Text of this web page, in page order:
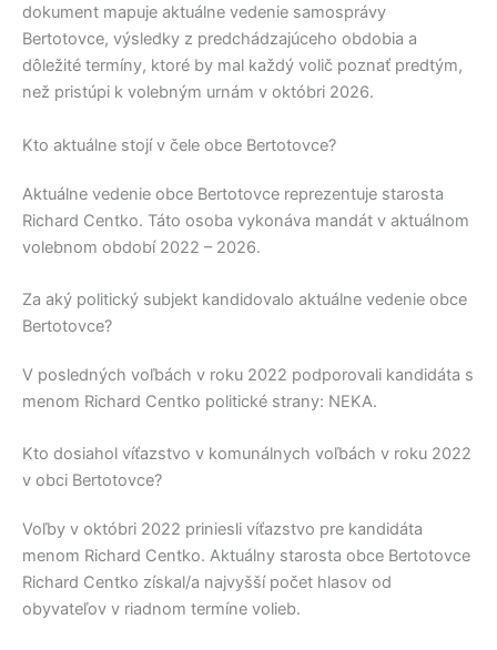
dokument mapuje aktuálne vedenie samosprávy
Bertotovce, výsledky z predchádzajúceho obdobia a
dôležité termíny, ktoré by mal každý volič poznať predtým,
než pristúpi k volebným urnám v októbri 2026.
Kto aktuálne stojí v čele obce Bertotovce?
Aktuálne vedenie obce Bertotovce reprezentuje starosta
Richard Centko. Táto osoba vykonáva mandát v aktuálnom
volebnom období 2022 – 2026.
Za aký politický subjekt kandidovalo aktuálne vedenie obce
Bertotovce?
V posledných voľbách v roku 2022 podporovali kandidáta s
menom Richard Centko politické strany: NEKA.
Kto dosiahol víťazstvo v komunálnych voľbách v roku 2022
v obci Bertotovce?
Voľby v októbri 2022 priniesli víťazstvo pre kandidáta
menom Richard Centko. Aktuálny starosta obce Bertotovce
Richard Centko získal/a najvyšší počet hlasov od
obyvateľov v riadnom termíne volieb.